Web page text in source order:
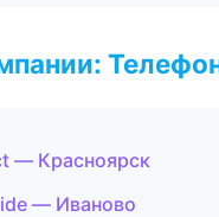
— Красноярск
— Иваново